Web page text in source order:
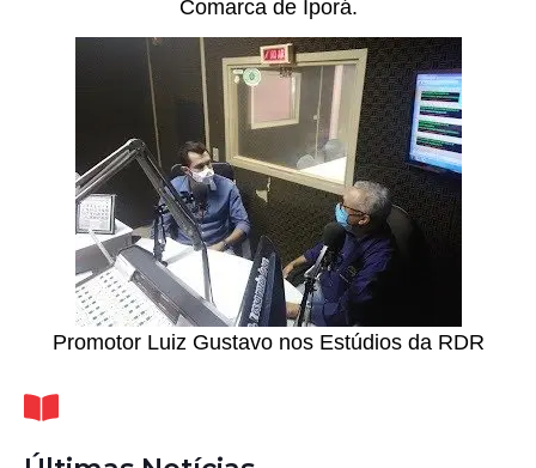
Comarca de Iporá.
Promotor Luiz Gustavo nos Estúdios da RDR